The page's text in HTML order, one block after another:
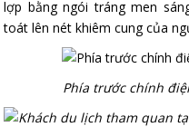
lợp bằng ngói tráng men
toát lên nét khiêm cung của
Phía trước chính